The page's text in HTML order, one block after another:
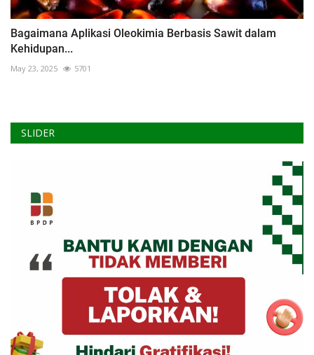
Bagaimana Aplikasi Oleokimia Berbasis Sawit dalam
Kehidupan...
May 23, 2025 5701
SLIDER